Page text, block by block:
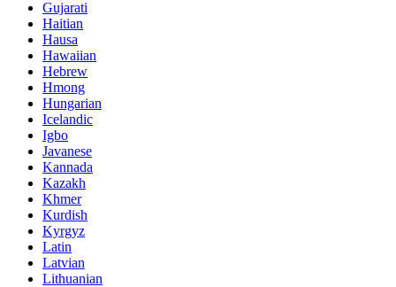
Gujarati
Haitian
Hausa
Hawaiian
Hebrew
Hmong
Hungarian
Icelandic
Igbo
Javanese
Kannada
Kazakh
Khmer
Kurdish
Kyrgyz
Latin
Latvian
Lithuanian